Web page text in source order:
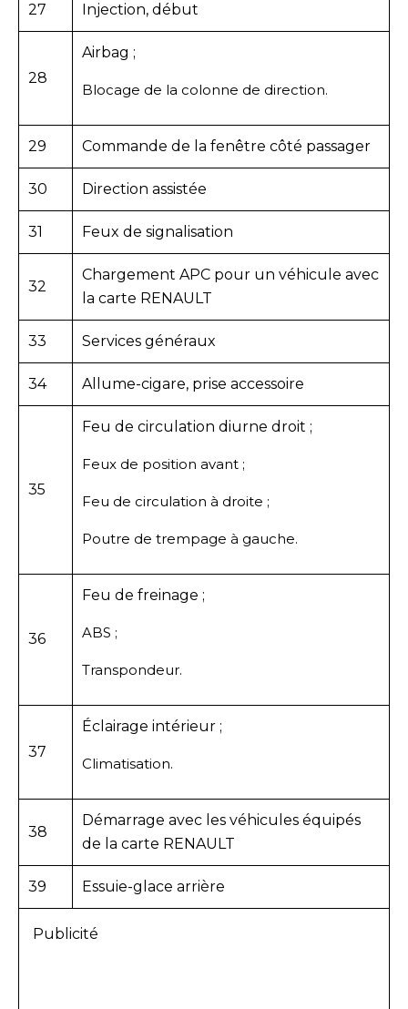
27 Injection, début
28
Airbag ;
Blocage de la colonne de direction.
29 Commande de la fenêtre côté passager
30 Direction assistée
31 Feux de signalisation
32
Chargement APC pour un véhicule avec
la carte RENAULT
33 Services généraux
34 Allume-cigare, prise accessoire
35
Feu de circulation diurne droit ;
Feux de position avant ;
Feu de circulation à droite ;
Poutre de trempage à gauche.
36
Feu de freinage ;
ABS ;
Transpondeur.
37
Éclairage intérieur ;
Climatisation.
38
Démarrage avec les véhicules équipés
de la carte RENAULT
39 Essuie-glace arrière
Publicité